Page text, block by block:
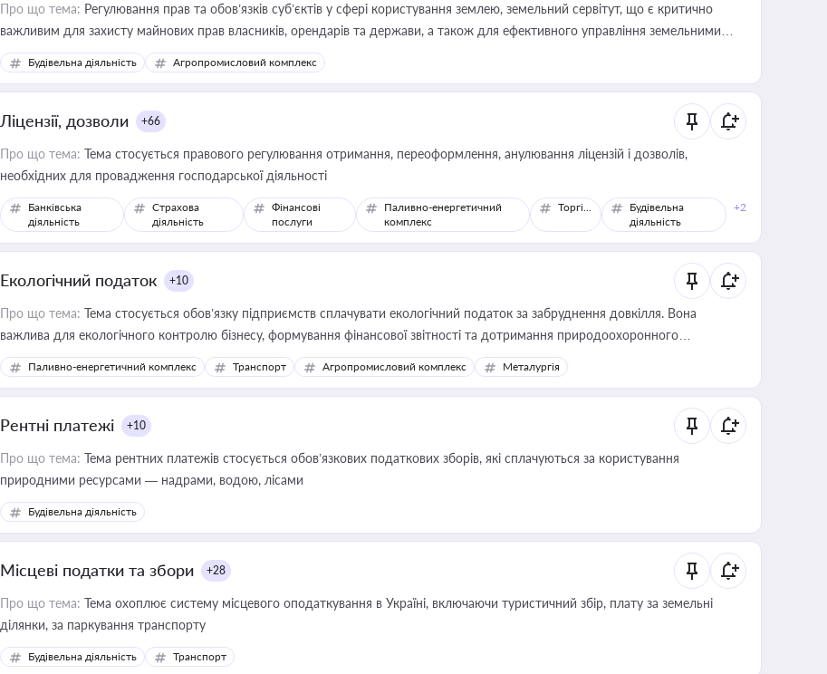
Про що тема: Регулювання прав та обов’язків суб’єктів у сфері користування землею, земельний сервітут, що є критично
важливим для захисту майнових прав власників, орендарів та держави, а також для ефективного управління земельними
ресурсами
Будівельна діяльність Агропромисловий комплекс
Ліцензії, дозволи +66
Про що тема: Тема стосується правового регулювання отримання, переоформлення, анулювання ліцензій і дозволів,
необхідних для провадження господарської діяльності
Банківська
діяльність
Страхова
діяльність
Фінансові
послуги
Паливно-енергетичний
комплекс
Торгівля
Будівельна
діяльність
+2
Екологічний податок +10
Про що тема: Тема стосується обов’язку підприємств сплачувати екологічний податок за забруднення довкілля. Вона
важлива для екологічного контролю бізнесу, формування фінансової звітності та дотримання природоохоронного
законодавства
Паливно-енергетичний комплекс Транспорт Агропромисловий комплекс Металургія
Рентні платежі +10
Про що тема: Тема рентних платежів стосується обов’язкових податкових зборів, які сплачуються за користування
природними ресурсами — надрами, водою, лісами
Будівельна діяльність
Місцеві податки та збори +28
Про що тема: Тема охоплює систему місцевого оподаткування в Україні, включаючи туристичний збір, плату за земельні
ділянки, за паркування транспорту
Будівельна діяльність Транспорт